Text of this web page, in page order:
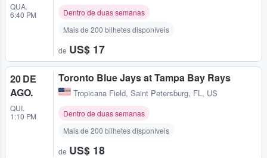
QUA.
6:40 PM
Dentro de duas semanas
Mais de 200 bilhetes disponíveis
de US$ 17
20 DE
AGO.
QUI.
1:10 PM
Toronto Blue Jays at Tampa Bay Rays
Tropicana Field, Saint Petersburg, FL, US
Dentro de duas semanas
Mais de 200 bilhetes disponíveis
de US$ 18